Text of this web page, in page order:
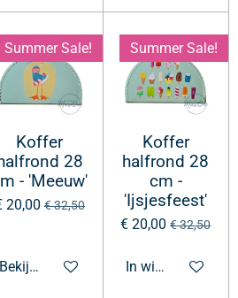
Summer Sale!
Koffer
28
- 'Meeuw'
20,00 € 32,50
Bekijk details
Summer Sale!
Koffer
halfrond 28
cm -
'Ijsjesfeest'
€ 20,00 € 32,50
In winkelwagen